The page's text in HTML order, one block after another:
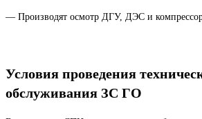
— Производят осмотр ДГУ, ДЭС и
Условия проведения
обслуживания ЗС ГО